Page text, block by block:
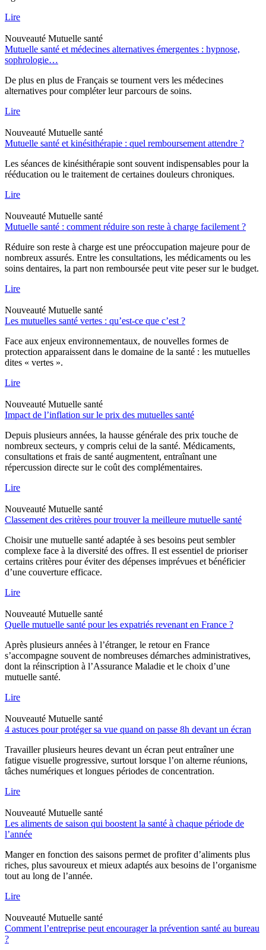
Lire
Nouveauté Mutuelle santé
Mutuelle santé et médecines alternatives émergentes : hypnose,
sophrologie…
De plus en plus de Français se tournent vers les médecines
alternatives pour compléter leur parcours de soins.
Lire
Nouveauté Mutuelle santé
Mutuelle santé et kinésithérapie : quel remboursement attendre ?
Les séances de kinésithérapie sont souvent indispensables pour la
rééducation ou le traitement de certaines douleurs chroniques.
Lire
Nouveauté Mutuelle santé
Mutuelle santé : comment réduire son reste à charge facilement ?
Réduire son reste à charge est une préoccupation majeure pour de
nombreux assurés. Entre les consultations, les médicaments ou les
soins dentaires, la part non remboursée peut vite peser sur le budget.
Lire
Nouveauté Mutuelle santé
Les mutuelles santé vertes : qu’est-ce que c’est ?
Face aux enjeux environnementaux, de nouvelles formes de
protection apparaissent dans le domaine de la santé : les mutuelles
dites « vertes ».
Lire
Nouveauté Mutuelle santé
Impact de l’inflation sur le prix des mutuelles santé
Depuis plusieurs années, la hausse générale des prix touche de
nombreux secteurs, y compris celui de la santé. Médicaments,
consultations et frais de santé augmentent, entraînant une
répercussion directe sur le coût des complémentaires.
Lire
Nouveauté Mutuelle santé
Classement des critères pour trouver la meilleure mutuelle santé
Choisir une mutuelle santé adaptée à ses besoins peut sembler
complexe face à la diversité des offres. Il est essentiel de prioriser
certains critères pour éviter des dépenses imprévues et bénéficier
d’une couverture efficace.
Lire
Nouveauté Mutuelle santé
Quelle mutuelle santé pour les expatriés revenant en France ?
Après plusieurs années à l’étranger, le retour en France
s’accompagne souvent de nombreuses démarches administratives,
dont la réinscription à l’Assurance Maladie et le choix d’une
mutuelle santé.
Lire
Nouveauté Mutuelle santé
4 astuces pour protéger sa vue quand on passe 8h devant un écran
Travailler plusieurs heures devant un écran peut entraîner une
fatigue visuelle progressive, surtout lorsque l’on alterne réunions,
tâches numériques et longues périodes de concentration.
Lire
Nouveauté Mutuelle santé
Les aliments de saison qui boostent la santé à chaque période de
l’année
Manger en fonction des saisons permet de profiter d’aliments plus
riches, plus savoureux et mieux adaptés aux besoins de l’organisme
tout au long de l’année.
Lire
Nouveauté Mutuelle santé
Comment l’entreprise peut encourager la prévention santé au bureau
?